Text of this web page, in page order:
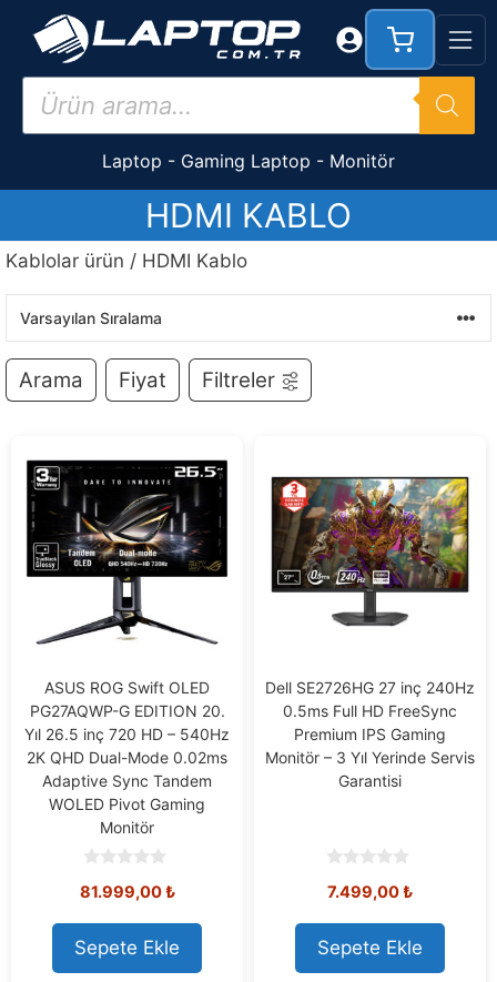
İçeriğe
Products
search
Laptop - Gaming Laptop - Monitör
HDMI KABLO
Kablolar ürün / HDMI Kablo
Arama Fiyat Filtreler
ASUS ROG Swift OLED
PG27AQWP-G EDITION 20.
Yıl 26.5 inç 720 HD – 540Hz
2K QHD Dual-Mode 0.02ms
Adaptive Sync Tandem
WOLED Pivot Gaming
Monitör
o
t
o
f
5
81.999,00₺
Sepete Ekle
Dell SE2726HG 27 inç 240Hz
0.5ms Full HD FreeSync
Premium IPS Gaming
Monitör – 3 Yıl Yerinde Servis
Garantisi
o
t
o
f
5
7.499,00₺
Sepete Ekle